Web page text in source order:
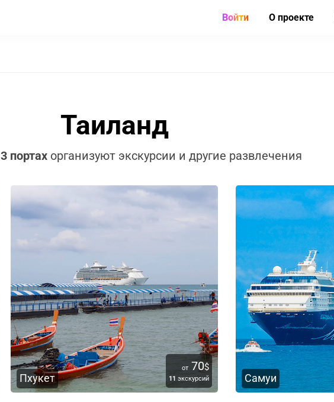
Войти О проекте
Таиланд
3 портах организуют экскурсии и другие развлечения
Пхукет
от 70$
11 экскурсий Самуи